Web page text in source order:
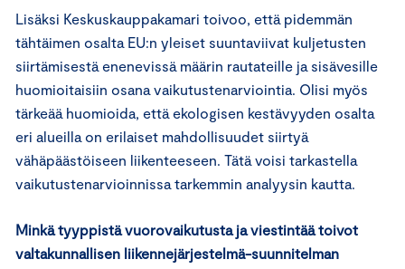
Lisäksi Keskuskauppakamari toivoo, että pidemmän
tähtäimen osalta EU:n yleiset suuntaviivat kuljetusten
siirtämisestä enenevissä määrin rautateille ja sisävesille
huomioitaisiin osana vaikutustenarviointia. Olisi myös
tärkeää huomioida, että ekologisen kestävyyden osalta
eri alueilla on erilaiset mahdollisuudet siirtyä
vähäpäästöiseen liikenteeseen. Tätä voisi tarkastella
vaikutustenarvioinnissa tarkemmin analyysin kautta.
Minkä tyyppistä vuorovaikutusta ja viestintää toivot
valtakunnallisen liikennejärjestelmä-suunnitelman